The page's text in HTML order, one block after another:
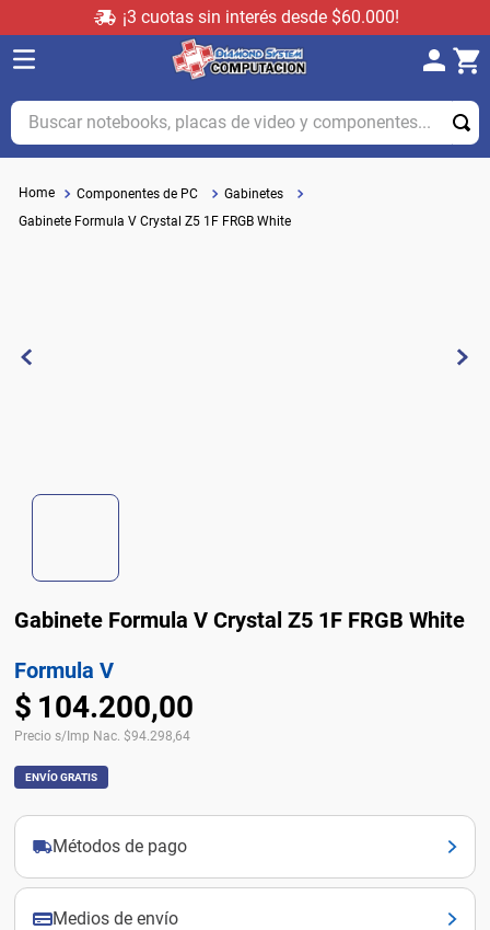
¡3 cuotas sin interés desde $60.000!
Buscar notebooks, placas de video y componentes...
Componentes de PC
Gabinetes
Gabinete Formula V Crystal Z5 1F FRGB White
Gabinete Formula V Crystal Z5 1F FRGB White
Formula V
$ 104.200,00
Precio s/Imp Nac. $94.298,64
ENVÍO GRATIS
Métodos de pago
Medios de envío